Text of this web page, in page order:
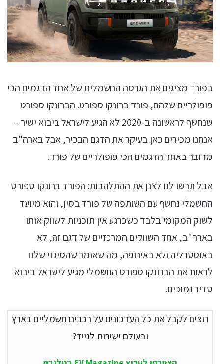
בפורד מציגים את הגרסה החשמלית של אחד הדגמים הכי
פופולריים שלהם, פורד ברונקו ספורט. הברונקו ספורט
שנחשף לראשונה ב-2020 לא הגיע לישראל ביבוא ישיר –
אנחנו מכירים כאן בעיקר את הדגם הבכיר, אבל בארה"ב
מדובר באחד הדגמים הכי פופולריים של פורד.
אבל תרשו לנו לצנן את ההתלהבות: הפורד ברונקו ספורט
החשמלי נחשף עם השותפה של פורד בסין, והוא מיועד
לשוק המקומי בלבד כשכרגע אין תוכניות לשווק אותו
בארה"ב, אחד השווקים המרכזיים של דגם זה, לא
באוסטרליה ולא באירופה, מה שאומר שהסיכוי שלנו
לראות את הברונקו ספורט החשמלי מגיע לישראל ביבוא
סדיר נמוכים.
רוצים לקבל את כל העדכונים על רכבים חשמליים בארץ
ובעולם ישירות לנייד?